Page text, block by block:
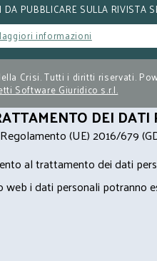
PUBBLICARE SULLA RIVISTA
informazioni
Crisi. Tutti i diritti riservati.
Software Giuridico s.r.l.
DEI DATI
(UE) 2016/679
al trattamento dei dati
i dati personali potranno